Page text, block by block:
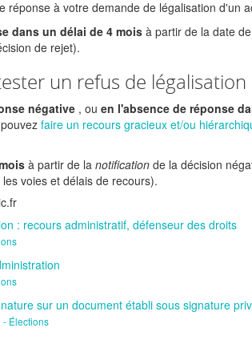
réponse à votre demande de légalisation d'un
dans un délai de 4 mois à partir de la date
de rejet).
un refus de
négative , ou en l'absence de réponse
faire un recours gracieux et/ou
à partir de la notification de la décision
voies et délais de recours).
: recours administratif, défenseur des droits
sur un document établi sous signature
- Élections